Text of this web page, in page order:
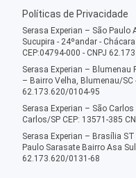
Políticas de Privacidade
Serasa Experian – São Paulo
Sucupira - 24ºandar -
CEP:04794-000 - CNPJ
Serasa Experian – Blumenau
– Bairro Velha, Blumenau/SC
62.173.620/0104-95
Serasa Experian – São
Carlos/SP CEP: 13571-385
Serasa Experian – Brasília ST
Paulo Sarasate Bairro Asa
62.173.620/0131-68